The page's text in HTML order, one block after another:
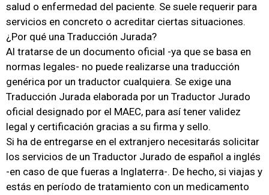
salud o enfermedad del paciente. Se suele requerir para
servicios en concreto o acreditar ciertas situaciones.
¿Por qué una Traducción Jurada?
Al tratarse de un documento oficial -ya que se basa en
normas legales- no puede realizarse una traducción
genérica por un traductor cualquiera. Se exige una
Traducción Jurada elaborada por un Traductor Jurado
oficial designado por el MAEC, para así tener validez
legal y certificación gracias a su firma y sello.
Si ha de entregarse en el extranjero necesitarás solicitar
los servicios de un Traductor Jurado de español a inglés
-en caso de que fueras a Inglaterra-. De hecho, si viajas y
estás en período de tratamiento con un medicamento